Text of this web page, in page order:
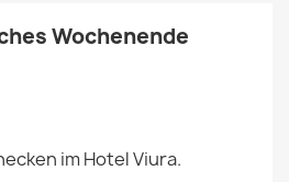
Wochenende
im Hotel Viura.